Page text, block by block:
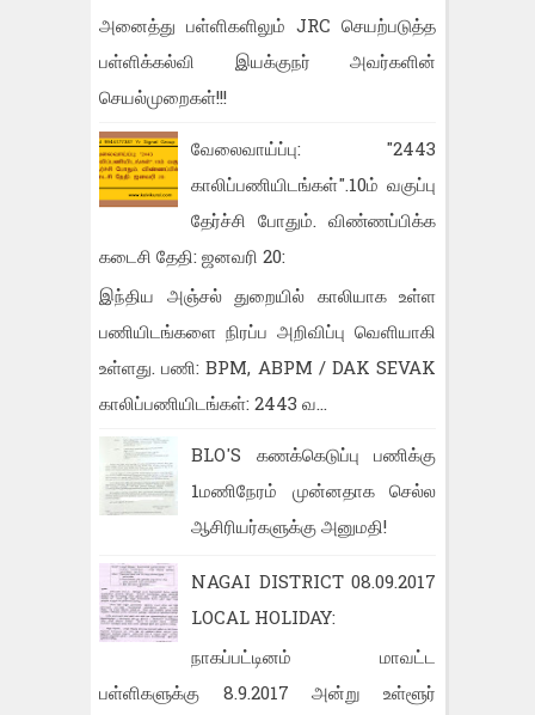
அனைத்து பள்ளிகளிலும் JRC செயற்படுத்த
பள்ளிக்கல்வி இயக்குநர் அவர்களின்
செயல்முறைகள்!!!
வேலைவாய்ப்பு: "2443
காலிப்பணியிடங்கள்".10ம் வகுப்பு
தேர்ச்சி போதும். விண்ணப்பிக்க
கடைசி தேதி: ஜனவரி 20:
இந்திய அஞ்சல் துறையில் காலியாக உள்ள
பணியிடங்களை நிரப்ப அறிவிப்பு வெளியாகி
உள்ளது. பணி: BPM, ABPM / DAK SEVAK
காலிப்பணியிடங்கள்: 2443 வ...
BLO'S கணக்கெடுப்பு பணிக்கு
1மணிநேரம் முன்னதாக செல்ல
ஆசிரியர்களுக்கு அனுமதி!
NAGAI DISTRICT 08.09.2017
LOCAL HOLIDAY:
நாகப்பட்டினம் மாவட்ட
பள்ளிகளுக்கு 8.9.2017 அன்று உள்ளூர்